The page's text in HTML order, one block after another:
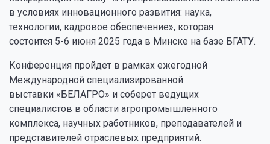
в условиях инновационного развития: наука,
технологии, кадровое обеспечение», которая
состоится 5-6 июня 2025 года в Минске на базе БГАТУ.
Конференция пройдет в рамках ежегодной
Международной специализированной
выставки «БЕЛАГРО» и соберет ведущих
специалистов в области агропромышленного
комплекса, научных работников, преподавателей и
представителей отраслевых предприятий.